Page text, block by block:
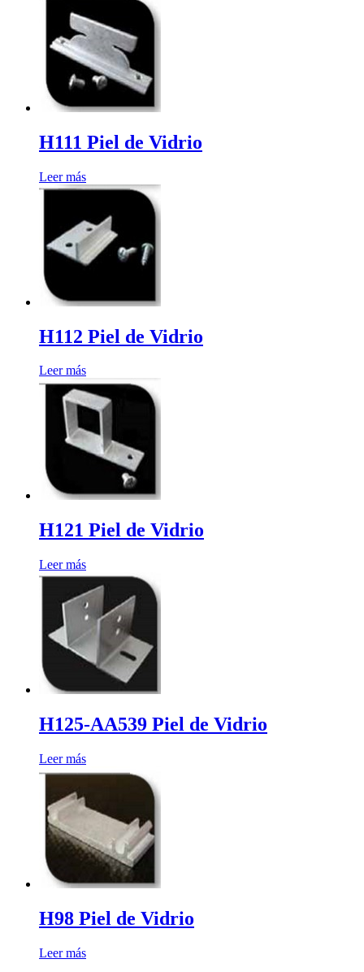
H111 Piel de Vidrio
Leer más
H112 Piel de Vidrio
Leer más
H121 Piel de Vidrio
Leer más
H125-AA539 Piel de Vidrio
Leer más
H98 Piel de Vidrio
Leer más